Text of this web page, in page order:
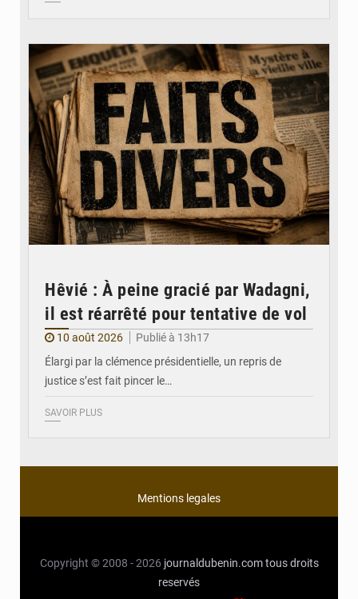
Hêvié : À peine gracié par Wadagni,
il est réarrêté pour tentative de vol
10 août 2026
Publié à 13h17
Élargi par la clémence présidentielle, un repris de
justice s’est fait pincer le…
SAVOIR PLUS
Mentions legales
Copyright © 2008 - 2026 journaldubenin.com tous droits
reservés